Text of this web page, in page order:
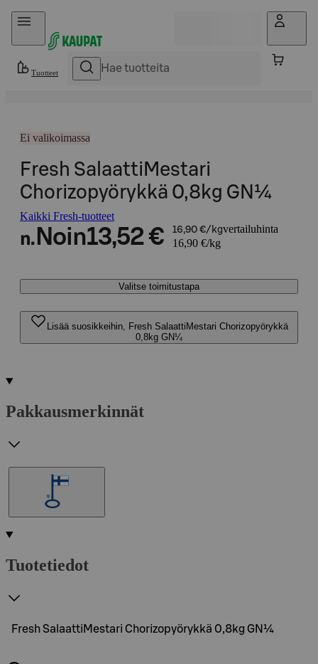
Hyppää sisältöön
Tuotteet
Ei valikoimassa
Fresh SalaattiMestari
Chorizopyörykkä 0,8kg GN¼
Kaikki Fresh-tuotteet
n. Noin13,52 € 16,90 €/kgvertailuhinta
16,90 €/kg
Valitse toimitustapa
Lisää suosikkeihin, Fresh SalaattiMestari Chorizopyörykkä
0,8kg GN¼
Pakkausmerkinnät
Tuotetiedot
Fresh SalaattiMestari Chorizopyörykkä 0,8kg GN¼